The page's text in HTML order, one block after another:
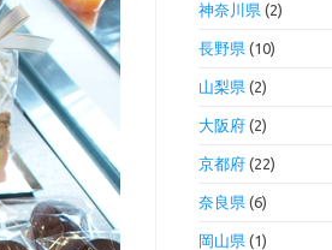
神奈川県(2)
長野県(10)
山梨県(2)
大阪府(2)
京都府(22)
奈良県(6)
岡山県(1)